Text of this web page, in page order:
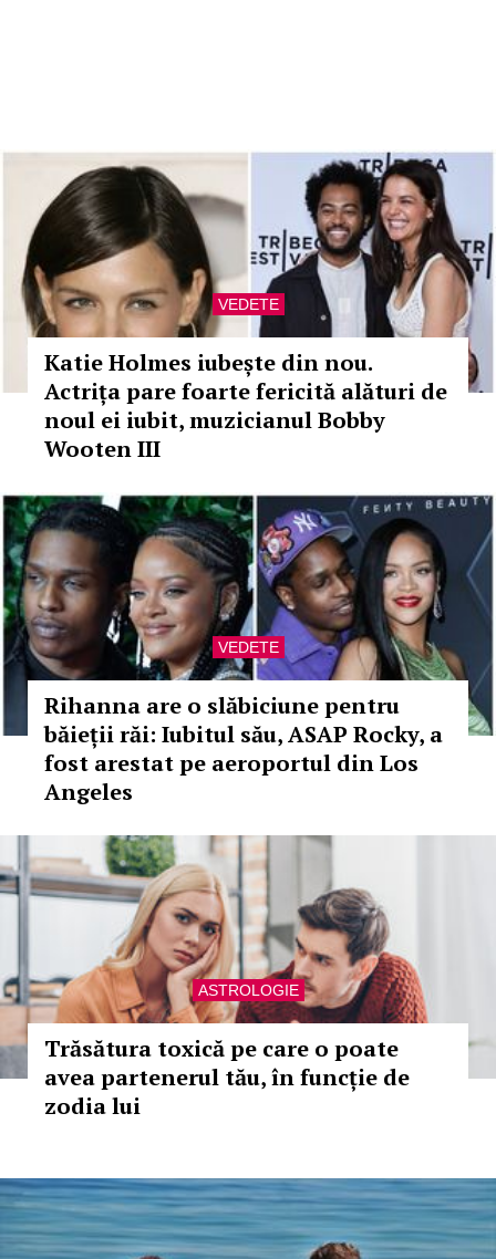
VEDETE
Katie Holmes iubește din nou.
Actrița pare foarte fericită alături de
noul ei iubit, muzicianul Bobby
Wooten III
VEDETE
Rihanna are o slăbiciune pentru
băieții răi: Iubitul său, ASAP Rocky, a
fost arestat pe aeroportul din Los
Angeles
ASTROLOGIE
Trăsătura toxică pe care o poate
avea partenerul tău, în funcție de
zodia lui